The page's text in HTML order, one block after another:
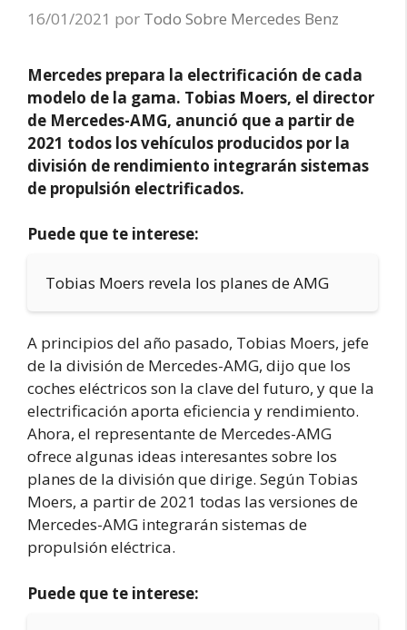
16/01/2021 por Todo Sobre Mercedes Benz
Mercedes prepara la electrificación de cada
modelo de la gama. Tobias Moers, el director
de Mercedes-AMG, anunció que a partir de
2021 todos los vehículos producidos por la
división de rendimiento integrarán sistemas
de propulsión electrificados.
Puede que te interese:
Tobias Moers revela los planes de AMG
A principios del año pasado, Tobias Moers, jefe
de la división de Mercedes-AMG, dijo que los
coches eléctricos son la clave del futuro, y que la
electrificación aporta eficiencia y rendimiento.
Ahora, el representante de Mercedes-AMG
ofrece algunas ideas interesantes sobre los
planes de la división que dirige. Según Tobias
Moers, a partir de 2021 todas las versiones de
Mercedes-AMG integrarán sistemas de
propulsión eléctrica.
Puede que te interese: